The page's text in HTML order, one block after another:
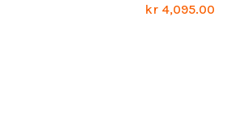
kr4,095.00